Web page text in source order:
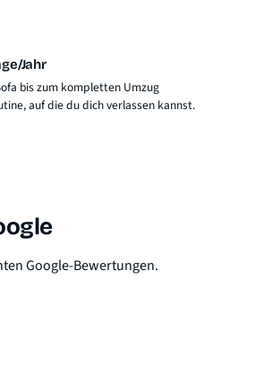
Jahr
bis zum kompletten Umzug
auf die du dich verlassen kannst.
Google-Bewertungen.